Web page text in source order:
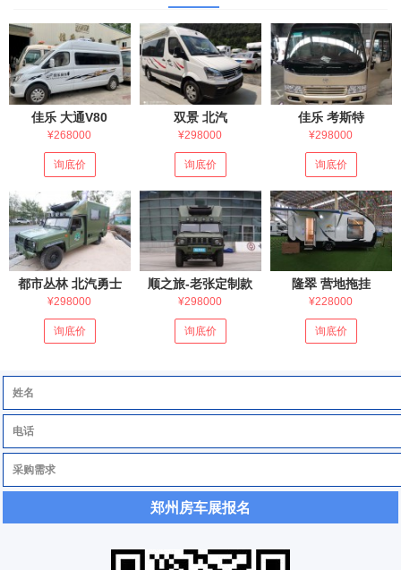
佳乐 大通V80
¥268000
询底价
双景 北汽
¥298000
询底价
佳乐 考斯特
¥298000
询底价
都市丛林 北汽勇士
¥298000
询底价
顺之旅-老张定制款
¥298000
询底价
隆翠 营地拖挂
¥228000
询底价
郑州房车展报名